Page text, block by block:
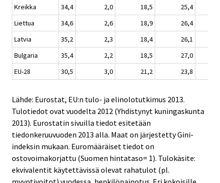
Kreikka
34,4 2,0 18,5 25,4
Liettua
34,6 2,6 18,9 26,4
Latvia
35,2 2,3 18,4 26,1
Bulgaria
35,4 2,2 18,5 27,0
EU-28
30,5 3,0 21,2 23,8
Lähde: Eurostat, EU:n tulo- ja elinolotutkimus 2013.
Tulotiedot ovat vuodelta 2012 (Yhdistynyt kuningaskunta
2013). Eurostatin sivuilla tiedot esitetään
tiedonkeruuvuoden 2013 alla. Maat on järjestetty Gini-
indeksin mukaan. Euromääräiset tiedot on
ostovoimakorjattu (Suomen hintataso= 1). Tulokäsite:
ekvivalentit käytettävissä olevat rahatulot (pl.